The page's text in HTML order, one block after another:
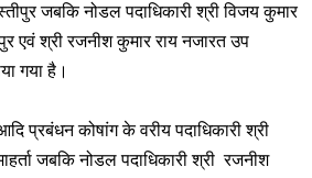
जबकि नोडल पदाधिकारी श्री विजय कुमार
एवं श्री रजनीश कुमार राय नजारत उप
गया है।
प्रबंधन कोषांग के वरीय पदाधिकारी श्री
जबकि नोडल पदाधिकारी श्री रजनीश